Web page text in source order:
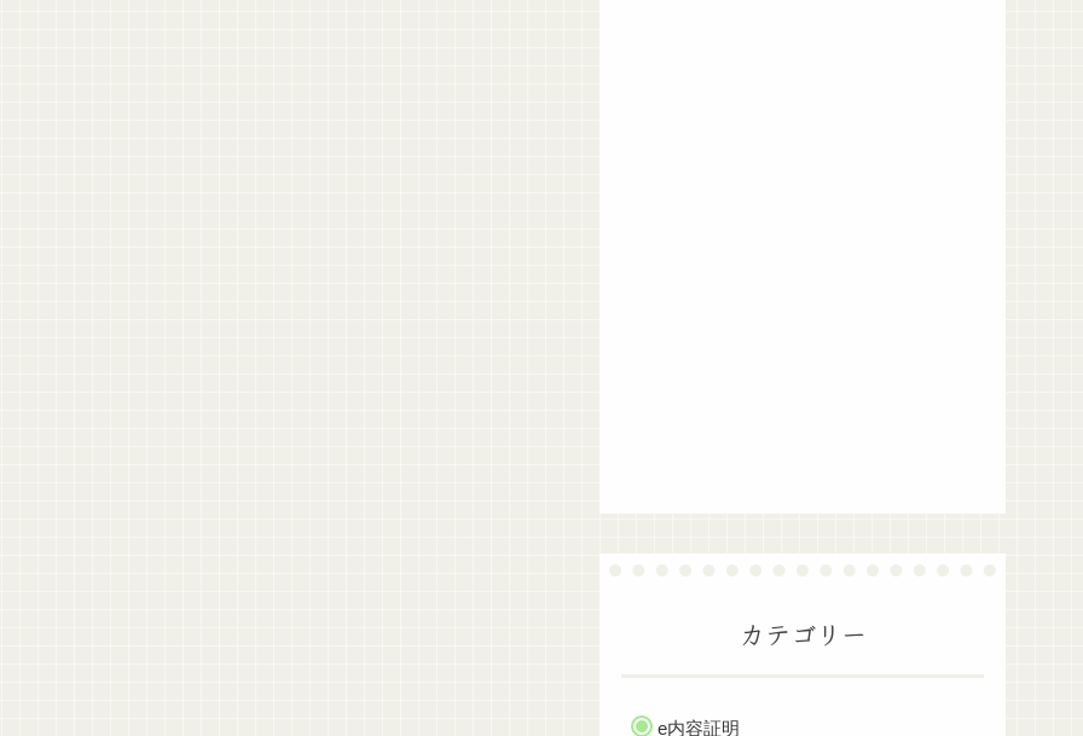
カテゴリー
e内容証明